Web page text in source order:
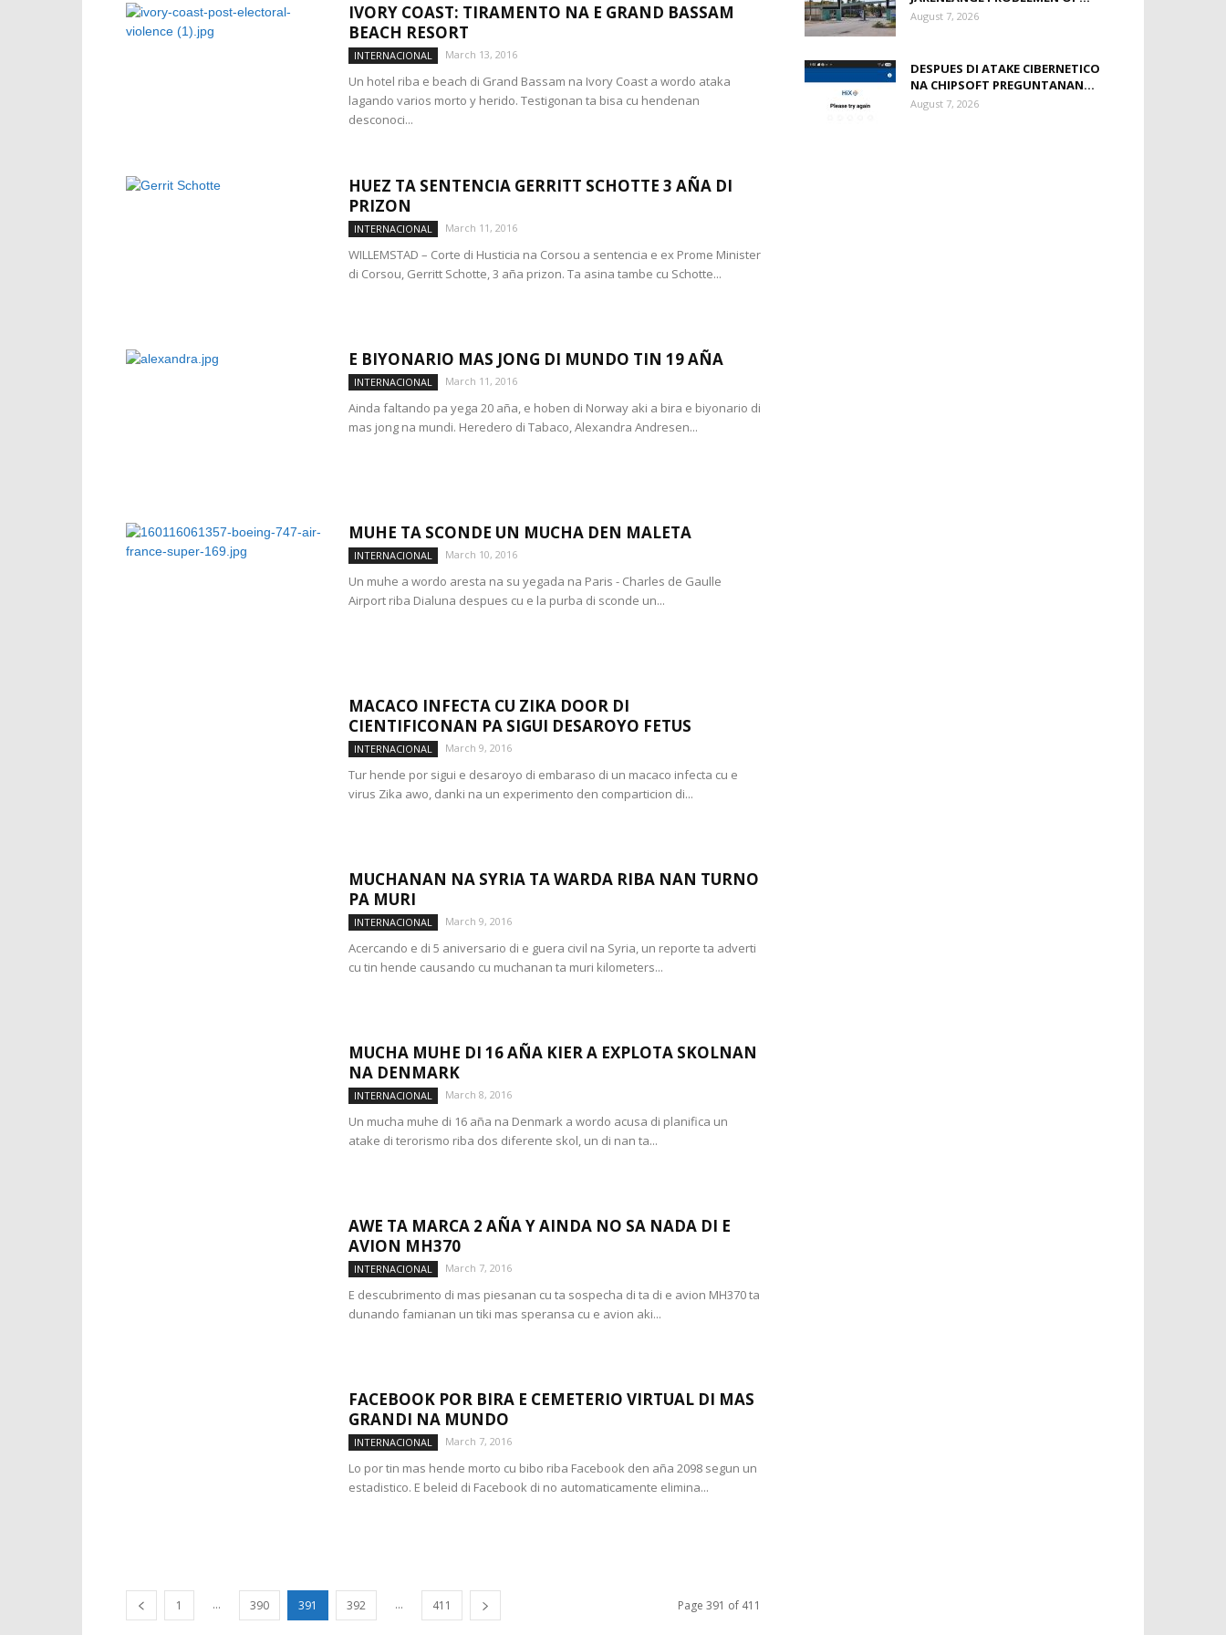
IVORY COAST: TIRAMENTO NA E GRAND BASSAM
BEACH RESORT
INTERNACIONAL March 13, 2016
Un hotel riba e beach di Grand Bassam na Ivory Coast a wordo ataka
lagando varios morto y herido. Testigonan ta bisa cu hendenan
desconoci...
HUEZ TA SENTENCIA GERRITT SCHOTTE 3 AÑA DI
PRIZON
INTERNACIONAL March 11, 2016
WILLEMSTAD – Corte di Husticia na Corsou a sentencia e ex Prome Minister
di Corsou, Gerritt Schotte, 3 aña prizon. Ta asina tambe cu Schotte...
E BIYONARIO MAS JONG DI MUNDO TIN 19 AÑA
INTERNACIONAL March 11, 2016
Ainda faltando pa yega 20 aña, e hoben di Norway aki a bira e biyonario di
mas jong na mundi. Heredero di Tabaco, Alexandra Andresen...
MUHE TA SCONDE UN MUCHA DEN MALETA
INTERNACIONAL March 10, 2016
Un muhe a wordo aresta na su yegada na Paris - Charles de Gaulle
Airport riba Dialuna despues cu e la purba di sconde un...
MACACO INFECTA CU ZIKA DOOR DI
CIENTIFICONAN PA SIGUI DESAROYO FETUS
INTERNACIONAL March 9, 2016
Tur hende por sigui e desaroyo di embaraso di un macaco infecta cu e
virus Zika awo, danki na un experimento den comparticion di...
MUCHANAN NA SYRIA TA WARDA RIBA NAN TURNO
PA MURI
INTERNACIONAL March 9, 2016
Acercando e di 5 aniversario di e guera civil na Syria, un reporte ta adverti
cu tin hende causando cu muchanan ta muri kilometers...
MUCHA MUHE DI 16 AÑA KIER A EXPLOTA SKOLNAN
NA DENMARK
INTERNACIONAL March 8, 2016
Un mucha muhe di 16 aña na Denmark a wordo acusa di planifica un
atake di terorismo riba dos diferente skol, un di nan ta...
AWE TA MARCA 2 AÑA Y AINDA NO SA NADA DI E
AVION MH370
INTERNACIONAL March 7, 2016
E descubrimento di mas piesanan cu ta sospecha di ta di e avion MH370 ta
dunando famianan un tiki mas speransa cu e avion aki...
FACEBOOK POR BIRA E CEMETERIO VIRTUAL DI MAS
GRANDI NA MUNDO
INTERNACIONAL March 7, 2016
Lo por tin mas hende morto cu bibo riba Facebook den aña 2098 segun un
estadistico. E beleid di Facebook di no automaticamente elimina...
1 ... 390 391 392 ... 411 Page 391 of 411
August 7, 2026
DESPUES DI ATAKE CIBERNETICO
NA CHIPSOFT PREGUNTANAN...
August 7, 2026